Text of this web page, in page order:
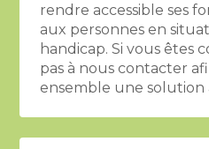
rendre accessible ses
aux personnes en
handicap. Si vous êtes
pas à nous contacter
ensemble une solution